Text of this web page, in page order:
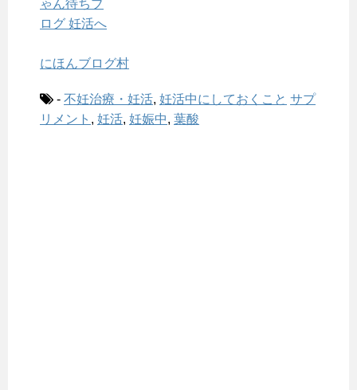
にほんブログ村
- 不妊治療・妊活, 妊活中にしておくこと サプ
リメント , 妊活, 妊娠中, 葉酸